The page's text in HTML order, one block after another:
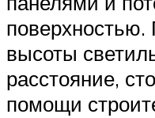
высоты
расстояние,
помощи